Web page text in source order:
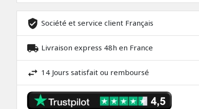
Société et service client Français
Livraison express 48h en France
14 Jours satisfait ou remboursé